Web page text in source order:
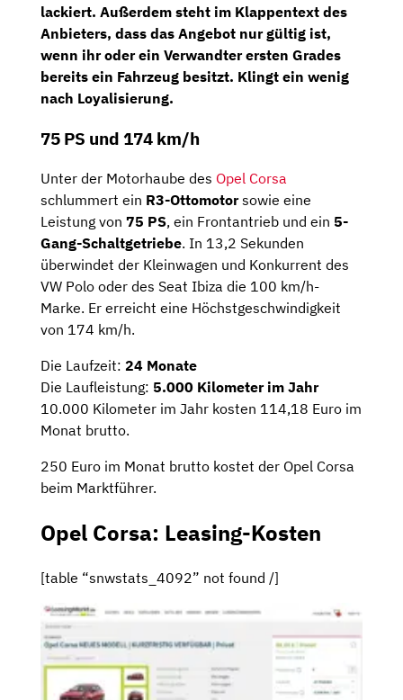
lackiert. Außerdem steht im Klappentext des
Anbieters, dass das Angebot nur gültig ist,
wenn ihr oder ein Verwandter ersten Grades
bereits ein Fahrzeug besitzt. Klingt ein wenig
nach Loyalisierung.
75 PS und 174 km/h
Unter der Motorhaube des Opel Corsa
schlummert ein R3-Ottomotorsowie eine
Leistung von 75 PS, ein Frontantrieb und ein 5-
Gang-Schaltgetriebe. In 13,2 Sekunden
überwindet der Kleinwagen und Konkurrent des
VW Polo oder des Seat Ibiza die 100 km/h-
Marke. Er erreicht eine Höchstgeschwindigkeit
von 174 km/h.
Die Laufzeit: 24 Monate
Die Laufleistung: 5.000 Kilometer im Jahr
10.000 Kilometer im Jahr kosten 114,18 Euro im
Monat brutto.
250 Euro im Monat brutto kostet der Opel Corsa
beim Marktführer.
Opel Corsa: Leasing-Kosten
[table “snwstats_4092” not found /]